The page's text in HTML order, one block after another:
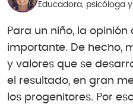
Educadora, psicóloga
Para un niño, la
importante. De hecho,
y valores que se
el resultado, en gran
los progenitores. Por